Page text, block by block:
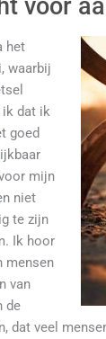
voor
het
waarbij
ik dat ik
goed
mijn
niet
te zijn
Ik hoor
mensen
van
de
dat veel